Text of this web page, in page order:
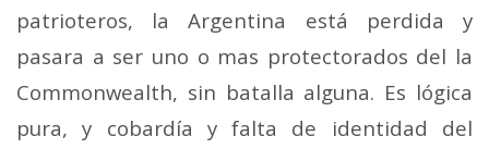
patrioteros, la Argentina está perdida y
pasara a ser uno o mas protectorados del la
Commonwealth, sin batalla alguna. Es lógica
pura, y cobardía y falta de identidad del